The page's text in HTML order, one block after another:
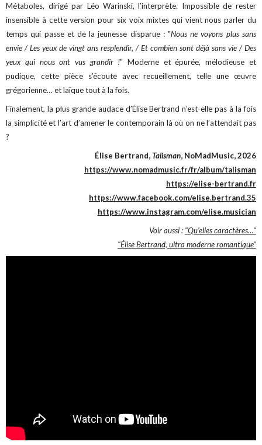
Métaboles, dirigé par Léo Warinski, l’interprète. Impossible de rester
insensible à cette version pour six voix mixtes qui vient nous parler du
temps qui passe et de la jeunesse disparue : "Nous ne voyons plus sans
envie / Les yeux de vingt ans resplendir, / Et combien sont déjà sans vie / Des
yeux qui nous ont vus grandir !" Moderne et épurée, mélodieuse et
pudique, cette pièce s’écoute avec recueillement, telle une œuvre
grégorienne… et laïque tout à la fois.
Finalement, la plus grande audace d’Élise Bertrand n’est-elle pas à la fois
la simplicité et l’art d’amener le contemporain là où on ne l’attendait pas
?
Élise Bertrand,Talisman, NoMadMusic, 2026
https://www.nomadmusic.fr/fr/album/talisman
https://elise-bertrand.fr
https://www.facebook.com/elise.bertrand.35
https://www.instagram.com/elise.musician
Voir aussi : "Qu’elles caractères…"
"Élise Bertrand, ultra moderne romantique"